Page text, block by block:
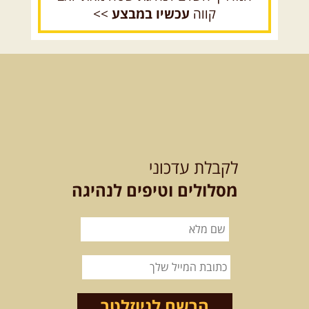
12.08.2026 רביעי- רכבי פנאי
למגוון רכבי שטח
בחרנו לילה מיוחד לטיול מיוחד!
השמיים יהיו נקיים, הכוכבים ...
שישי- מעיינות
ואתגרים בצפון הרמה
מסלול חדש בצפון רמת הגולן בהובלת
מדריך תושב האזור. המסלול ...
קווה עכשיו במבצע >>
לקבלת עדכוני
מסלולים וטיפים לנהיגה